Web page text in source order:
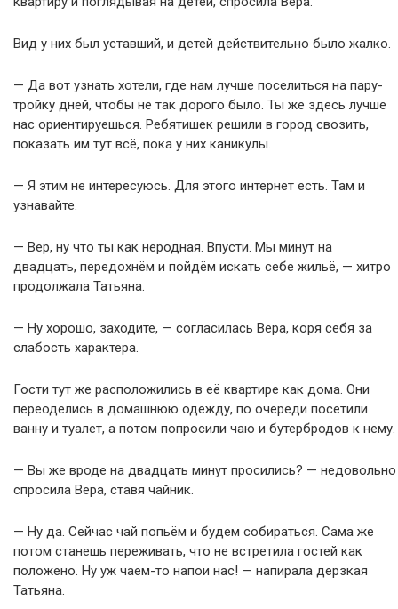
Вид у них был уставший, и детей действительно было жалко.
— Да вот узнать хотели, где нам лучше поселиться на пару-
тройку дней, чтобы не так дорого было. Ты же здесь лучше
нас ориентируешься. Ребятишек решили в город свозить,
показать им тут всё, пока у них каникулы.
— Я этим не интересуюсь. Для этого интернет есть. Там и
узнавайте.
— Вер, ну что ты как неродная. Впусти. Мы минут на
двадцать, передохнём и пойдём искать себе жильё, — хитро
продолжала Татьяна.
— Ну хорошо, заходите, — согласилась Вера, коря себя за
слабость характера.
Гости тут же расположились в её квартире как дома. Они
переоделись в домашнюю одежду, по очереди посетили
ванну и туалет, а потом попросили чаю и бутербродов к нему.
— Вы же вроде на двадцать минут просились? — недовольно
спросила Вера, ставя чайник.
— Ну да. Сейчас чай попьём и будем собираться. Сама же
потом станешь переживать, что не встретила гостей как
положено. Ну уж чаем-то напои нас! — напирала дерзкая
Татьяна.